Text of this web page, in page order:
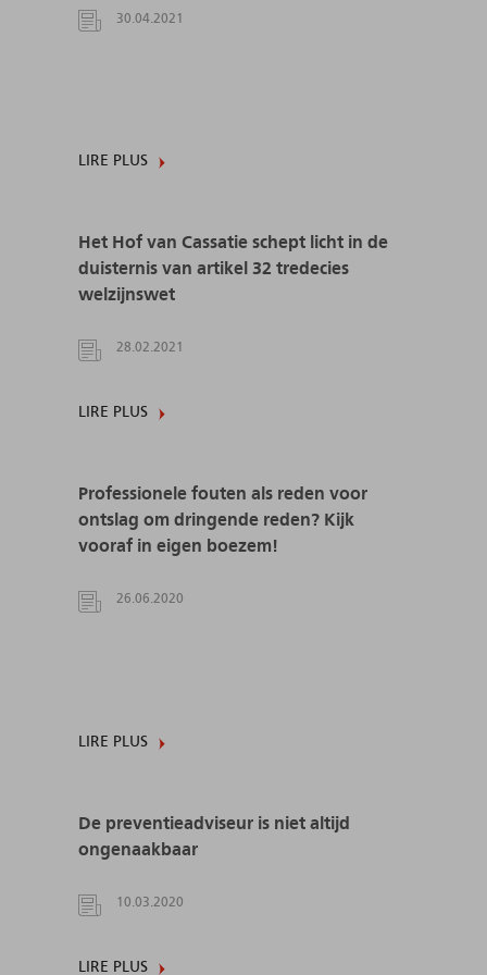
30.04.2021
LIRE PLUS
Het Hof van Cassatie schept licht in de
duisternis van artikel 32 tredecies
welzijnswet
28.02.2021
LIRE PLUS
Professionele fouten als reden voor
ontslag om dringende reden? Kijk
vooraf in eigen boezem!
26.06.2020
LIRE PLUS
De preventieadviseur is niet altijd
ongenaakbaar
10.03.2020
LIRE PLUS